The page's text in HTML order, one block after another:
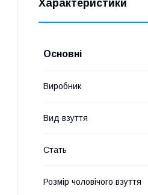
Характеристики
Основні
Виробник
Вид взуття
Стать
Розмір чоловічого взуття